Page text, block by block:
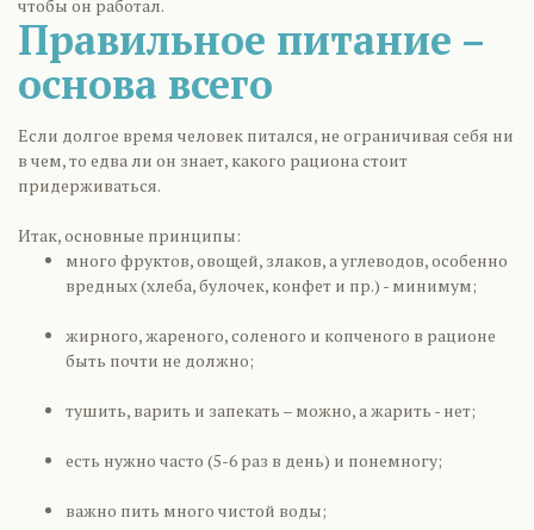
чтобы он работал.
Правильное питание –
основа всего
Если долгое время человек питался, не ограничивая себя ни
в чем, то едва ли он знает, какого рациона стоит
придерживаться.
Итак, основные принципы:
много фруктов, овощей, злаков, а углеводов, особенно
вредных (хлеба, булочек, конфет и пр.) - минимум;
жирного, жареного, соленого и копченого в рационе
быть почти не должно;
тушить, варить и запекать – можно, а жарить - нет;
есть нужно часто (5-6 раз в день) и понемногу;
важно пить много чистой воды;